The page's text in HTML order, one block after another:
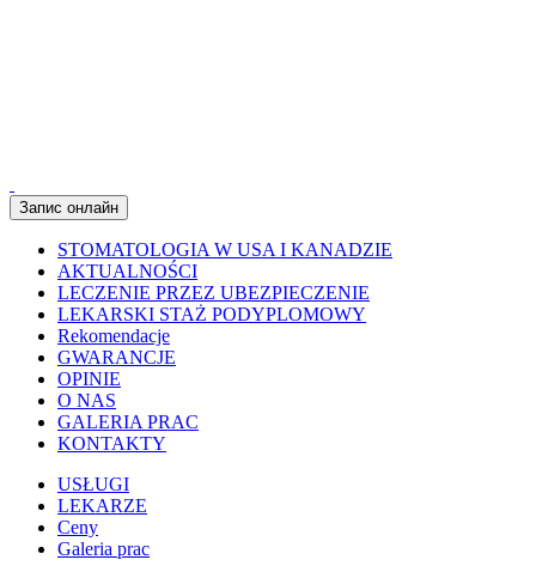
Запис онлайн
STOMATOLOGIA W USA I KANADZIE
AKTUALNOŚCI
LECZENIE PRZEZ UBEZPIECZENIE
LEKARSKI STAŻ PODYPLOMOWY
Rekomendacje
GWARANCJE
OPINIE
O NAS
GALERIA PRAC
KONTAKTY
USŁUGI
LEKARZE
Ceny
Galeria prac